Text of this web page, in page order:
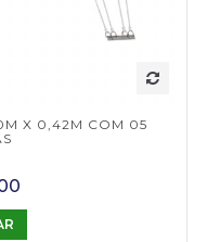
X 0,42M COM 05